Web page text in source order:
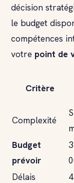
décision
le budget
compétences
votre point de
Critère
Complexité
Budget
prévoir
Délais